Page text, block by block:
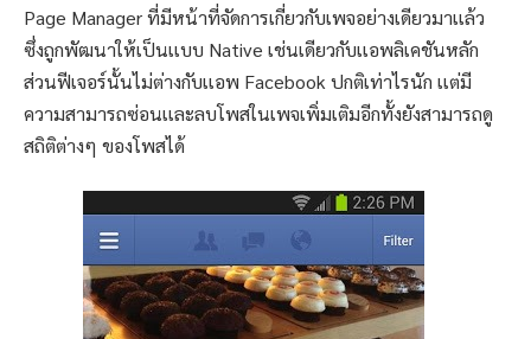
Page Manager ที่มีหน้าที่จัดการเกี่ยวกับเพจอย่างเดียวมาเเล้ว
ซึ่งถูกพัฒนาให้เป็นเเบบ Native เช่นเดียวกับเเอพลิเคชันหลัก
ส่วนฟีเจอร์นั้นไม่ต่างกับเเอพ Facebook ปกติเท่าไรนัก เเต่มี
ความสามารถซ่อนเเละลบโพสในเพจเพิ่มเติมอีกทั้งยังสามารถดู
สถิติต่างๆ ของโพสได้